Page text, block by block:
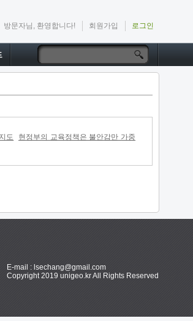
방문자님, 환영합니다! 회원가입 로그인
도
현정부의 교육정책은 불안감만 가중
E-mail : lsechang@gmail.com
Copyright 2019 unigeo.kr All Rights Reserved